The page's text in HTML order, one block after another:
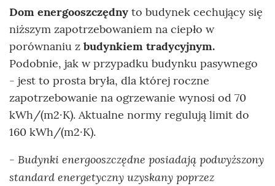
Dom energooszczędny to budynek cechujący się
niższym zapotrzebowaniem na ciepło w
porównaniu z budynkiem tradycyjnym.
Podobnie, jak w przypadku budynku pasywnego
- jest to prosta bryła, dla której roczne
zapotrzebowanie na ogrzewanie wynosi od 70
kWh/(m2·K). Aktualne normy regulują limit do
160 kWh/(m2·K).
- Budynki energooszczędne posiadają podwyższony
standard energetyczny uzyskany poprzez